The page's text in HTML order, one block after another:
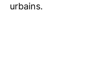
urbains.